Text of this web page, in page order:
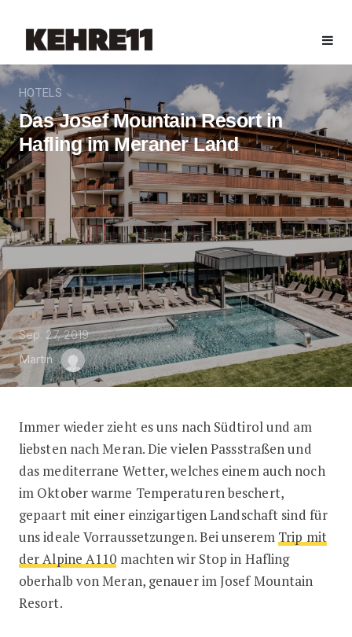
HOTELS
Das Josef Mountain Resort in
Hafling im Meraner Land
Sep. 27, 2019
Martin
Das Josef Mountain Resort in
Immer wieder zieht es uns nach Südtirol und am
liebsten nach Meran. Die vielen Passstraßen und
das mediterrane Wetter, welches einem auch noch
im Oktober warme Temperaturen beschert,
gepaart mit einer einzigartigen Landschaft sind für
uns ideale Vorraussetzungen. Bei unserem Trip mit
der Alpine A110 machten wir Stop in Hafling
oberhalb von Meran, genauer im Josef Mountain
Resort.